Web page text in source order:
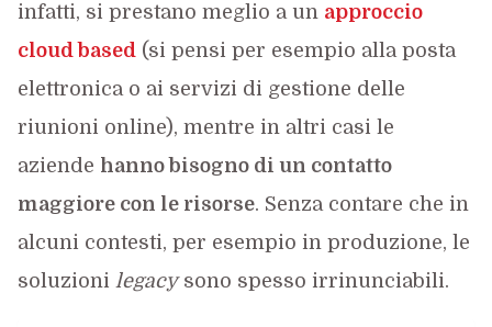
infatti, si prestano meglio a un approccio
cloud based(si pensi per esempio alla posta
elettronica o ai servizi di gestione delle
riunioni online), mentre in altri casi le
aziende hanno bisogno di un contatto
maggiore con le risorse. Senza contare che in
alcuni contesti, per esempio in produzione, le
soluzioni legacysono spesso irrinunciabili.